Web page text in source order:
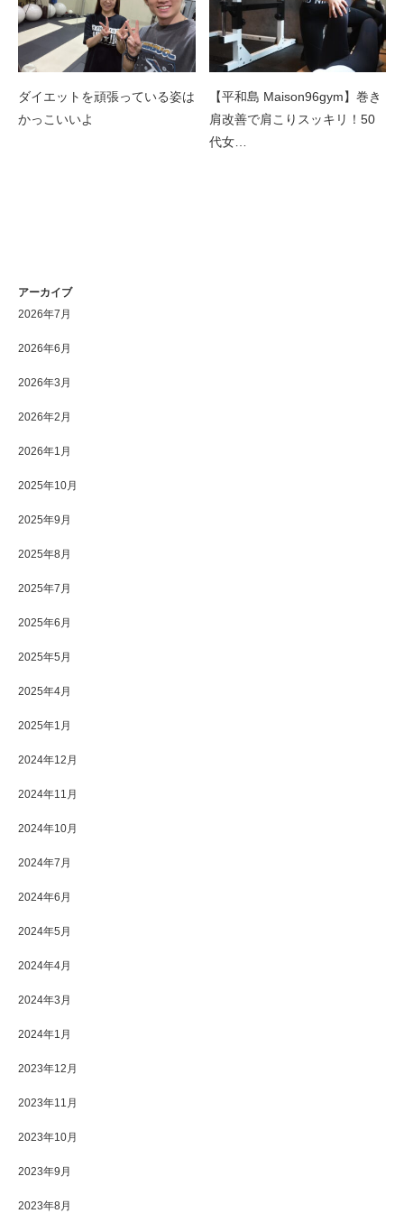
ダイエットを頑張っている姿は
かっこいいよ
【平和島 Maison96gym】巻き
肩改善で肩こりスッキリ！50
代女…
アーカイブ
2026年7月
2026年6月
2026年3月
2026年2月
2026年1月
2025年10月
2025年9月
2025年8月
2025年7月
2025年6月
2025年5月
2025年4月
2025年1月
2024年12月
2024年11月
2024年10月
2024年7月
2024年6月
2024年5月
2024年4月
2024年3月
2024年1月
2023年12月
2023年11月
2023年10月
2023年9月
2023年8月